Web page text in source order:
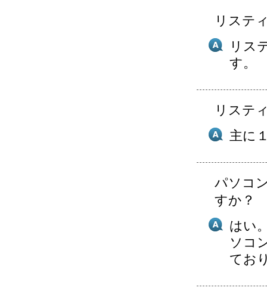
リステ
リス
す。
リステ
主に
パソコ
すか？
はい
ソコ
てお